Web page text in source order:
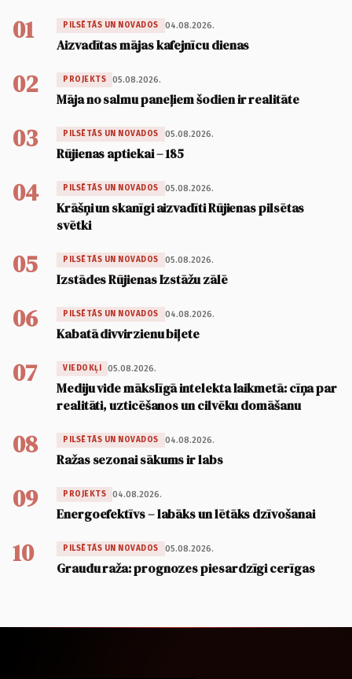
01 PILSĒTĀS UN NOVADOS 04.08.2026.
Aizvadītas mājas kafejnīcu dienas
02 PROJEKTS 05.08.2026.
Māja no salmu paneļiem šodien ir realitāte
03 PILSĒTĀS UN NOVADOS 05.08.2026.
Rūjienas aptiekai – 185
04 PILSĒTĀS UN NOVADOS 05.08.2026.
Krāšņi un skanīgi aizvadīti Rūjienas pilsētas
svētki
05 PILSĒTĀS UN NOVADOS 05.08.2026.
Izstādes Rūjienas Izstāžu zālē
06 PILSĒTĀS UN NOVADOS 04.08.2026.
Kabatā divvirzienu biļete
07 VIEDOKĻI 05.08.2026.
Mediju vide mākslīgā intelekta laikmetā: cīņa par
realitāti, uzticēšanos un cilvēku domāšanu
08 PILSĒTĀS UN NOVADOS 04.08.2026.
Ražas sezonai sākums ir labs
09 PROJEKTS 04.08.2026.
Energoefektīvs – labāks un lētāks dzīvošanai
10 PILSĒTĀS UN NOVADOS 05.08.2026.
Graudu raža: prognozes piesardzīgi cerīgas